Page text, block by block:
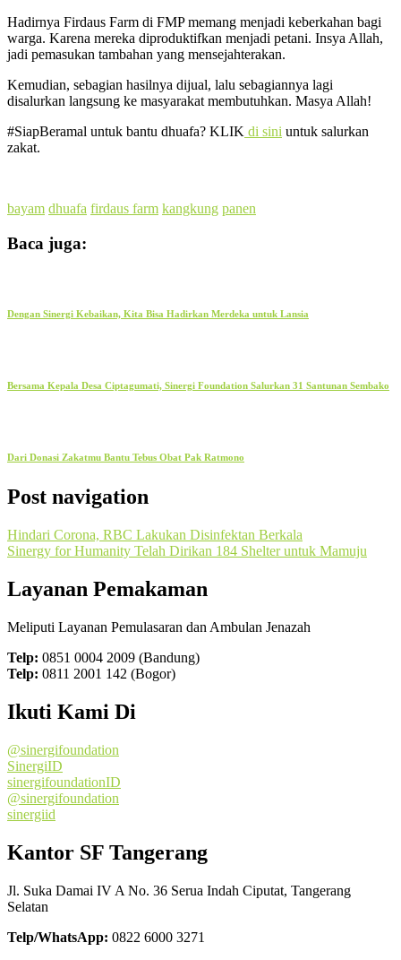
Hadirnya Firdaus Farm di FMP memang menjadi keberkahan bagi
warga. Karena mereka diproduktifkan menjadi petani. Insya Allah,
jadi pemasukan tambahan yang mensejahterakan.
Kemudian, sebagian hasilnya dijual, lalu sebagiannya lagi
disalurkan langsung ke masyarakat membutuhkan. Masya Allah!
#SiapBeramal untuk bantu dhuafa? KLIK di sini untuk salurkan
zakat.
bayam dhuafa firdaus farm kangkung panen
Baca juga:
Dengan Sinergi Kebaikan, Kita Bisa Hadirkan Merdeka untuk Lansia
Bersama Kepala Desa Ciptagumati, Sinergi Foundation Salurkan 31 Santunan Sembako
Dari Donasi Zakatmu Bantu Tebus Obat Pak Ratmono
Post navigation
Hindari Corona, RBC Lakukan Disinfektan Berkala
Sinergy for Humanity Telah Dirikan 184 Shelter untuk Mamuju
Layanan Pemakaman
Meliputi Layanan Pemulasaran dan Ambulan Jenazah
Telp: 0851 0004 2009 (Bandung)
Telp: 0811 2001 142 (Bogor)
Ikuti Kami Di
@sinergifoundation
SinergiID
sinergifoundationID
@sinergifoundation
sinergiid
Kantor SF Tangerang
Jl. Suka Damai IV A No. 36 Serua Indah Ciputat, Tangerang
Selatan
Telp/WhatsApp: 0822 6000 3271